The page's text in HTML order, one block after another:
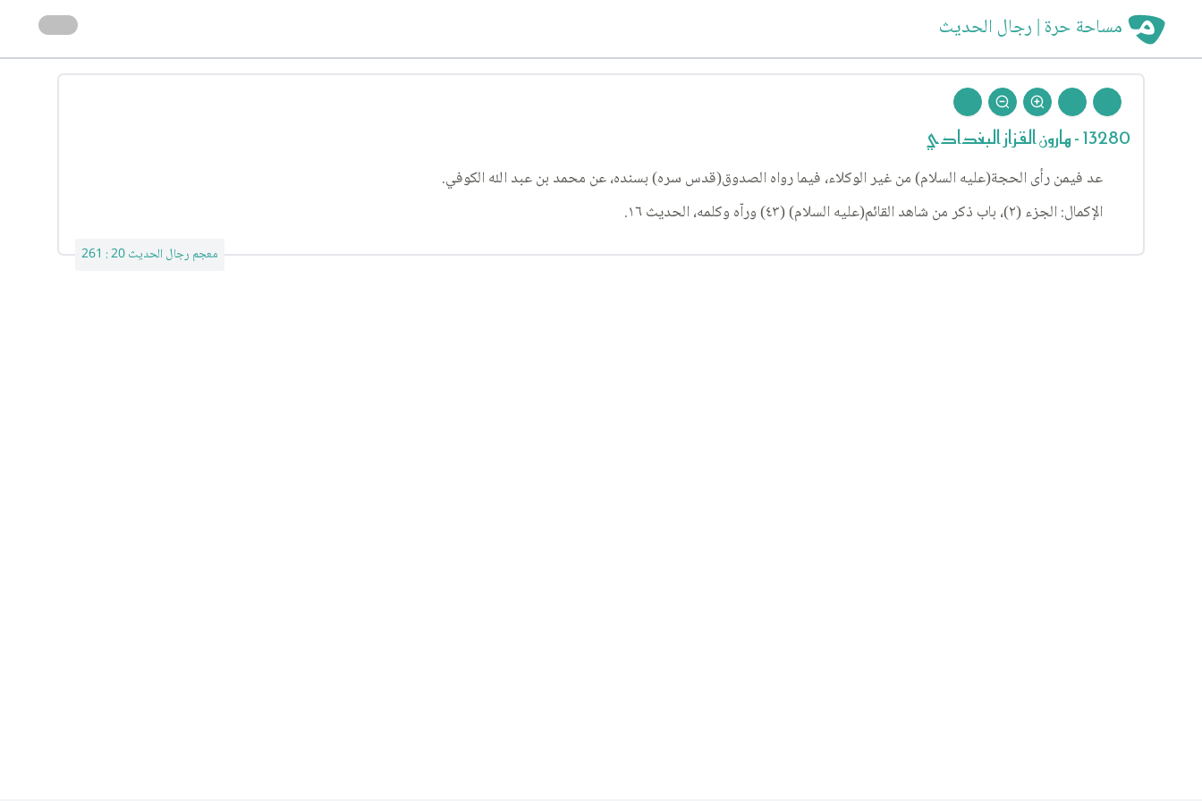
مساحة حرة | رجال الحديث
13280 - هارون القزاز البغدادي
عد فيمن رأى الحجة(عليه السلام) من غير الوكلاء، فيما رواه الصدوق(قدس سره) بسنده، عن محمد بن عبد الله الكوفي.
الإكمال: الجزء (٢)، باب ذكر من شاهد القائم(عليه السلام) (٤٣) ورآه وكلمه، الحديث ١٦.
معجم رجال الحديث 20 : 261